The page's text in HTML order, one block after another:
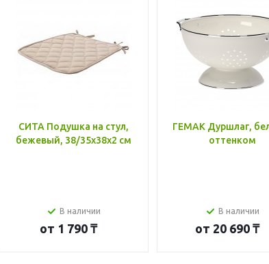
СИТА Подушка на стул,
бежевый, 38/35x38x2 см
В наличии
от 1 790 ₸
ГЕМАК Дуршлаг,
оттенком
В наличии
от 20 690 ₸